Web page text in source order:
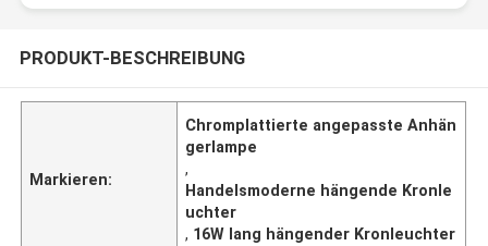
PRODUKT-BESCHREIBUNG
Markieren:
Chromplattierte angepasste Anhän
gerlampe
,
Handelsmoderne hängende Kronle
uchter
, 16W lang hängender Kronleuchter